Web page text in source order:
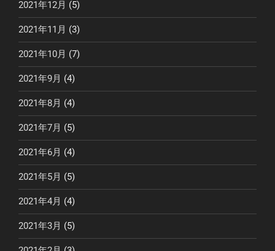
2021年12月 (5)
2021年11月 (3)
2021年10月 (7)
2021年9月 (4)
2021年8月 (4)
2021年7月 (5)
2021年6月 (4)
2021年5月 (5)
2021年4月 (4)
2021年3月 (5)